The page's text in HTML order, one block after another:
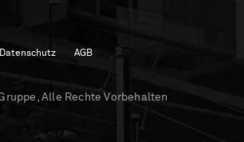
Datenschutz AGB
Alle Rechte Vorbehalten